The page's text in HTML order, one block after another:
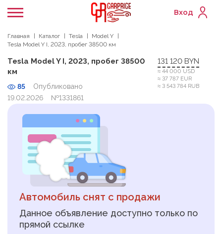
Вход
Главная Каталог Tesla
Model Y
Tesla Model Y I, 2023, пробег 38500 км
Tesla Model Y I, 2023, пробег 38500
км
85
Опубликовано
19.02.2026
№1331861
131 120 BYN
≈ 44 000 USD
≈ 37 787 EUR
≈ 3 543 784 RUB
Автомобиль снят с продажи
Данное объявление доступно только по
прямой ссылке